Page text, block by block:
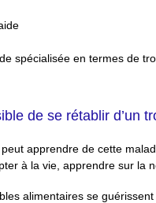
spécialisée en termes de
de se rétablir d’un
apprendre de cette
à la vie, apprendre sur la
alimentaires se